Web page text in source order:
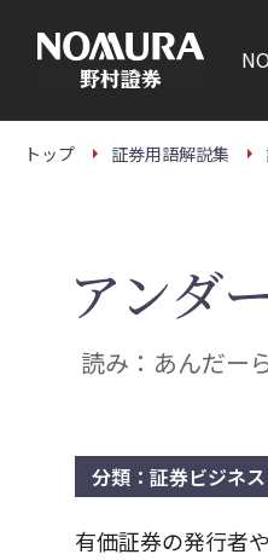
本
トップ 証券用語解説集
アンダ
読み：あんだー
分類：証券ビジネス
有価証券の発行者